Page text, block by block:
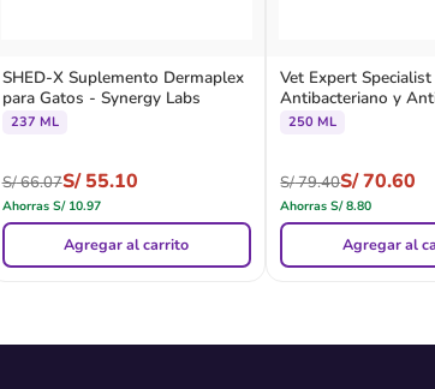
SHED-X Suplemento Dermaplex
para Gatos - Synergy Labs
237 ML
S/66.07S/55.10
Ahorras S/10.97
Agregar al carrito
Vet Expert
Antibacteriano y
250 ML
S/79.40S/70.60
AhorrasS/8.80
Agregar al